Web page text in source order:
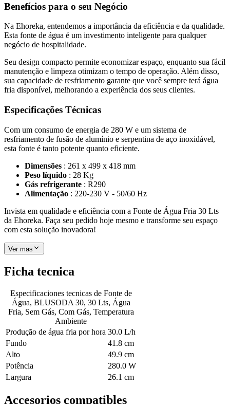
Benefícios para o seu Negócio
Na Ehoreka, entendemos a importância da eficiência e da qualidade.
Esta fonte de água é um investimento inteligente para qualquer
negócio de hospitalidade.
Seu design compacto permite economizar espaço, enquanto sua fácil
manutenção e limpeza otimizam o tempo de operação. Além disso,
sua capacidade de resfriamento garante que você sempre terá água
fria disponível, melhorando a experiência dos seus clientes.
Especificações Técnicas
Com um consumo de energia de 280 W e um sistema de
resfriamento de fusão de alumínio e serpentina de aço inoxidável,
esta fonte é tanto potente quanto eficiente.
Dimensões : 261 x 499 x 418 mm
Peso líquido : 28 Kg
Gás refrigerante : R290
Alimentação : 220-230 V - 50/60 Hz
Invista em qualidade e eficiência com a Fonte de Água Fria 30 Lts
da Ehoreka. Faça seu pedido hoje mesmo e transforme seu espaço
com esta solução inovadora!
Ver mas
Ficha tecnica
Especificaciones tecnicas de Fonte de
Água, BLUSODA 30, 30 Lts, Água
Fria, Sem Gás, Com Gás, Temperatura
Ambiente
Produção de água fria por hora 30.0 L/h
Fundo
41.8 cm
Alto
49.9 cm
Potência
280.0 W
Largura
26.1 cm
Accesorios compatibles